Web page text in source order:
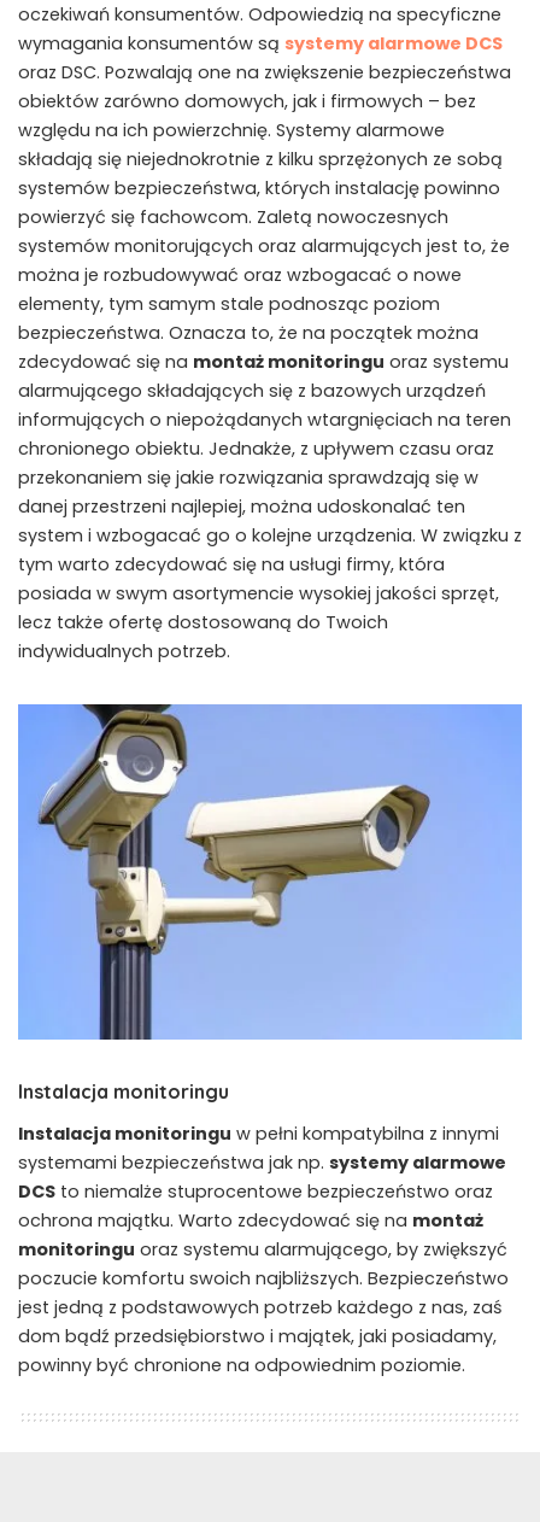
oczekiwań konsumentów. Odpowiedzią na specyficzne
wymagania konsumentów są systemy alarmowe DCS
oraz DSC. Pozwalają one na zwiększenie bezpieczeństwa
obiektów zarówno domowych, jak i firmowych – bez
względu na ich powierzchnię. Systemy alarmowe
składają się niejednokrotnie z kilku sprzężonych ze sobą
systemów bezpieczeństwa, których instalację powinno
powierzyć się fachowcom. Zaletą nowoczesnych
systemów monitorujących oraz alarmujących jest to, że
można je rozbudowywać oraz wzbogacać o nowe
elementy, tym samym stale podnosząc poziom
bezpieczeństwa. Oznacza to, że na początek można
zdecydować się na montaż monitoringu oraz systemu
alarmującego składających się z bazowych urządzeń
informujących o niepożądanych wtargnięciach na teren
chronionego obiektu. Jednakże, z upływem czasu oraz
przekonaniem się jakie rozwiązania sprawdzają się w
danej przestrzeni najlepiej, można udoskonalać ten
system i wzbogacać go o kolejne urządzenia. W związku z
tym warto zdecydować się na usługi firmy, która
posiada w swym asortymencie wysokiej jakości sprzęt,
lecz także ofertę dostosowaną do Twoich
indywidualnych potrzeb.
Instalacja monitoringu
Instalacja monitoringu w pełni kompatybilna z innymi
systemami bezpieczeństwa jak np. systemy alarmowe
DCS to niemalże stuprocentowe bezpieczeństwo oraz
ochrona majątku. Warto zdecydować się na montaż
monitoringu oraz systemu alarmującego, by zwiększyć
poczucie komfortu swoich najbliższych. Bezpieczeństwo
jest jedną z podstawowych potrzeb każdego z nas, zaś
dom bądź przedsiębiorstwo i majątek, jaki posiadamy,
powinny być chronione na odpowiednim poziomie.